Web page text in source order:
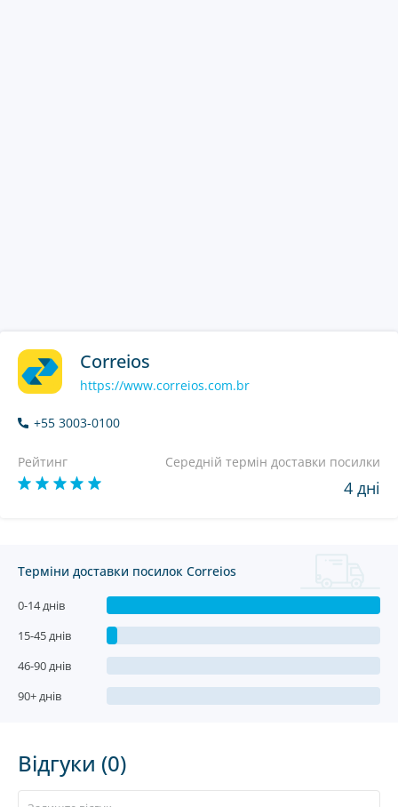
Correios
https://www.correios.com.br
+55 3003-0100
Рейтинг Середній термін доставки посилки
4 дні
Терміни доставки посилок Correios
0-14 днів
15-45 днів
46-90 днів
90+ днів
Відгуки (0)